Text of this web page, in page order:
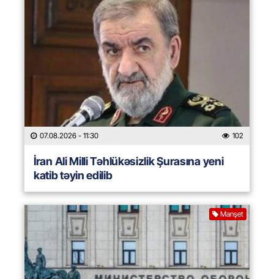
07.08.2026 - 11:30 102
İran Ali Milli Təhlükəsizlik Şurasına yeni
katib təyin edilib
Manşet